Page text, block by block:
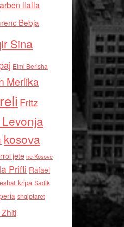
arben llalla
Bebja
Sina
Elmi Berisha
Merlika
Fritz
kosova
jete ne Kosove
Prifti Rafael
kripa Sadik
shqiptaret